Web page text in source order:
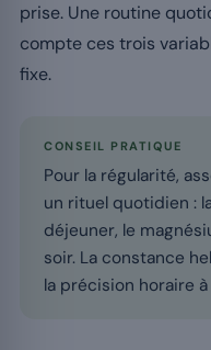
prise. Une routine
compte ces trois
fixe.
CONSEIL PRATIQUE
Pour la régularité,
un rituel quotidien :
déjeuner, le
soir. La constance
la précision horaire